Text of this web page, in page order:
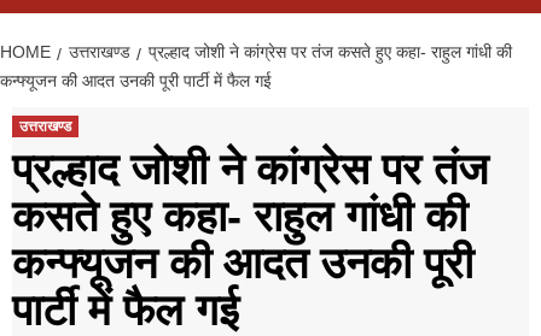
HOME उत्तराखण्ड
प्रल्हाद जोशी ने कांग्रेस पर तंज कसते हुए कहा- राहुल गांधी की
कन्फ्यूजन की आदत उनकी पूरी पार्टी में फैल गई
उत्तराखण्ड
प्रल्हाद जोशी ने कांग्रेस पर तंज
कसते हुए कहा- राहुल गांधी की
कन्फ्यूजन की आदत उनकी पूरी
पार्टी में फैल गई